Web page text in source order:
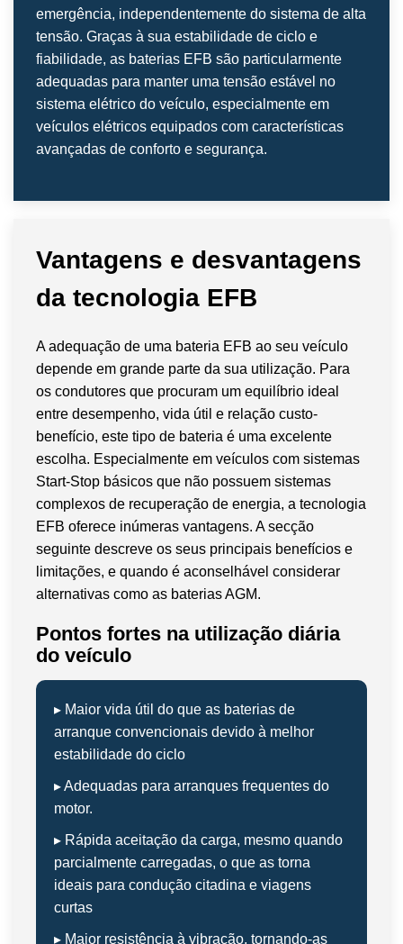
emergência, independentemente do sistema de alta
tensão. Graças à sua estabilidade de ciclo e
fiabilidade, as baterias EFB são particularmente
adequadas para manter uma tensão estável no
sistema elétrico do veículo, especialmente em
veículos elétricos equipados com características
avançadas de conforto e segurança.
Vantagens e desvantagens
da tecnologia EFB
A adequação de uma bateria EFB ao seu veículo
depende em grande parte da sua utilização. Para
os condutores que procuram um equilíbrio ideal
entre desempenho, vida útil e relação custo-
benefício, este tipo de bateria é uma excelente
escolha. Especialmente em veículos com sistemas
Start-Stop básicos que não possuem sistemas
complexos de recuperação de energia, a tecnologia
EFB oferece inúmeras vantagens. A secção
seguinte descreve os seus principais benefícios e
limitações, e quando é aconselhável considerar
alternativas como as baterias AGM.
Pontos fortes na utilização diária
do veículo
▸ Maior vida útil do que as baterias de
arranque convencionais devido à melhor
estabilidade do ciclo
▸ Adequadas para arranques frequentes do
motor.
▸ Rápida aceitação da carga, mesmo quando
parcialmente carregadas, o que as torna
ideais para condução citadina e viagens
curtas
▸ Maior resistência à vibração, tornando-as